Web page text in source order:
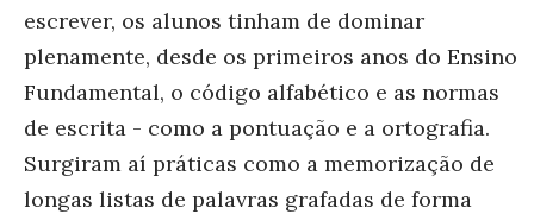
escrever, os alunos tinham de dominar
plenamente, desde os primeiros anos do Ensino
Fundamental, o código alfabético e as normas
de escrita - como a pontuação e a ortografia.
Surgiram aí práticas como a memorização de
longas listas de palavras grafadas de forma